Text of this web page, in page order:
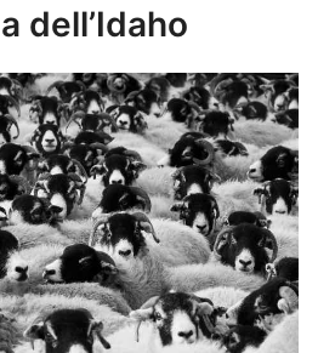
dell’Idaho